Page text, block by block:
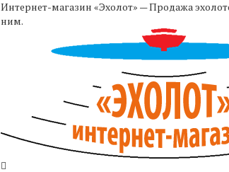
Интернет-магазин «Эхолот» — Продажа
ним.